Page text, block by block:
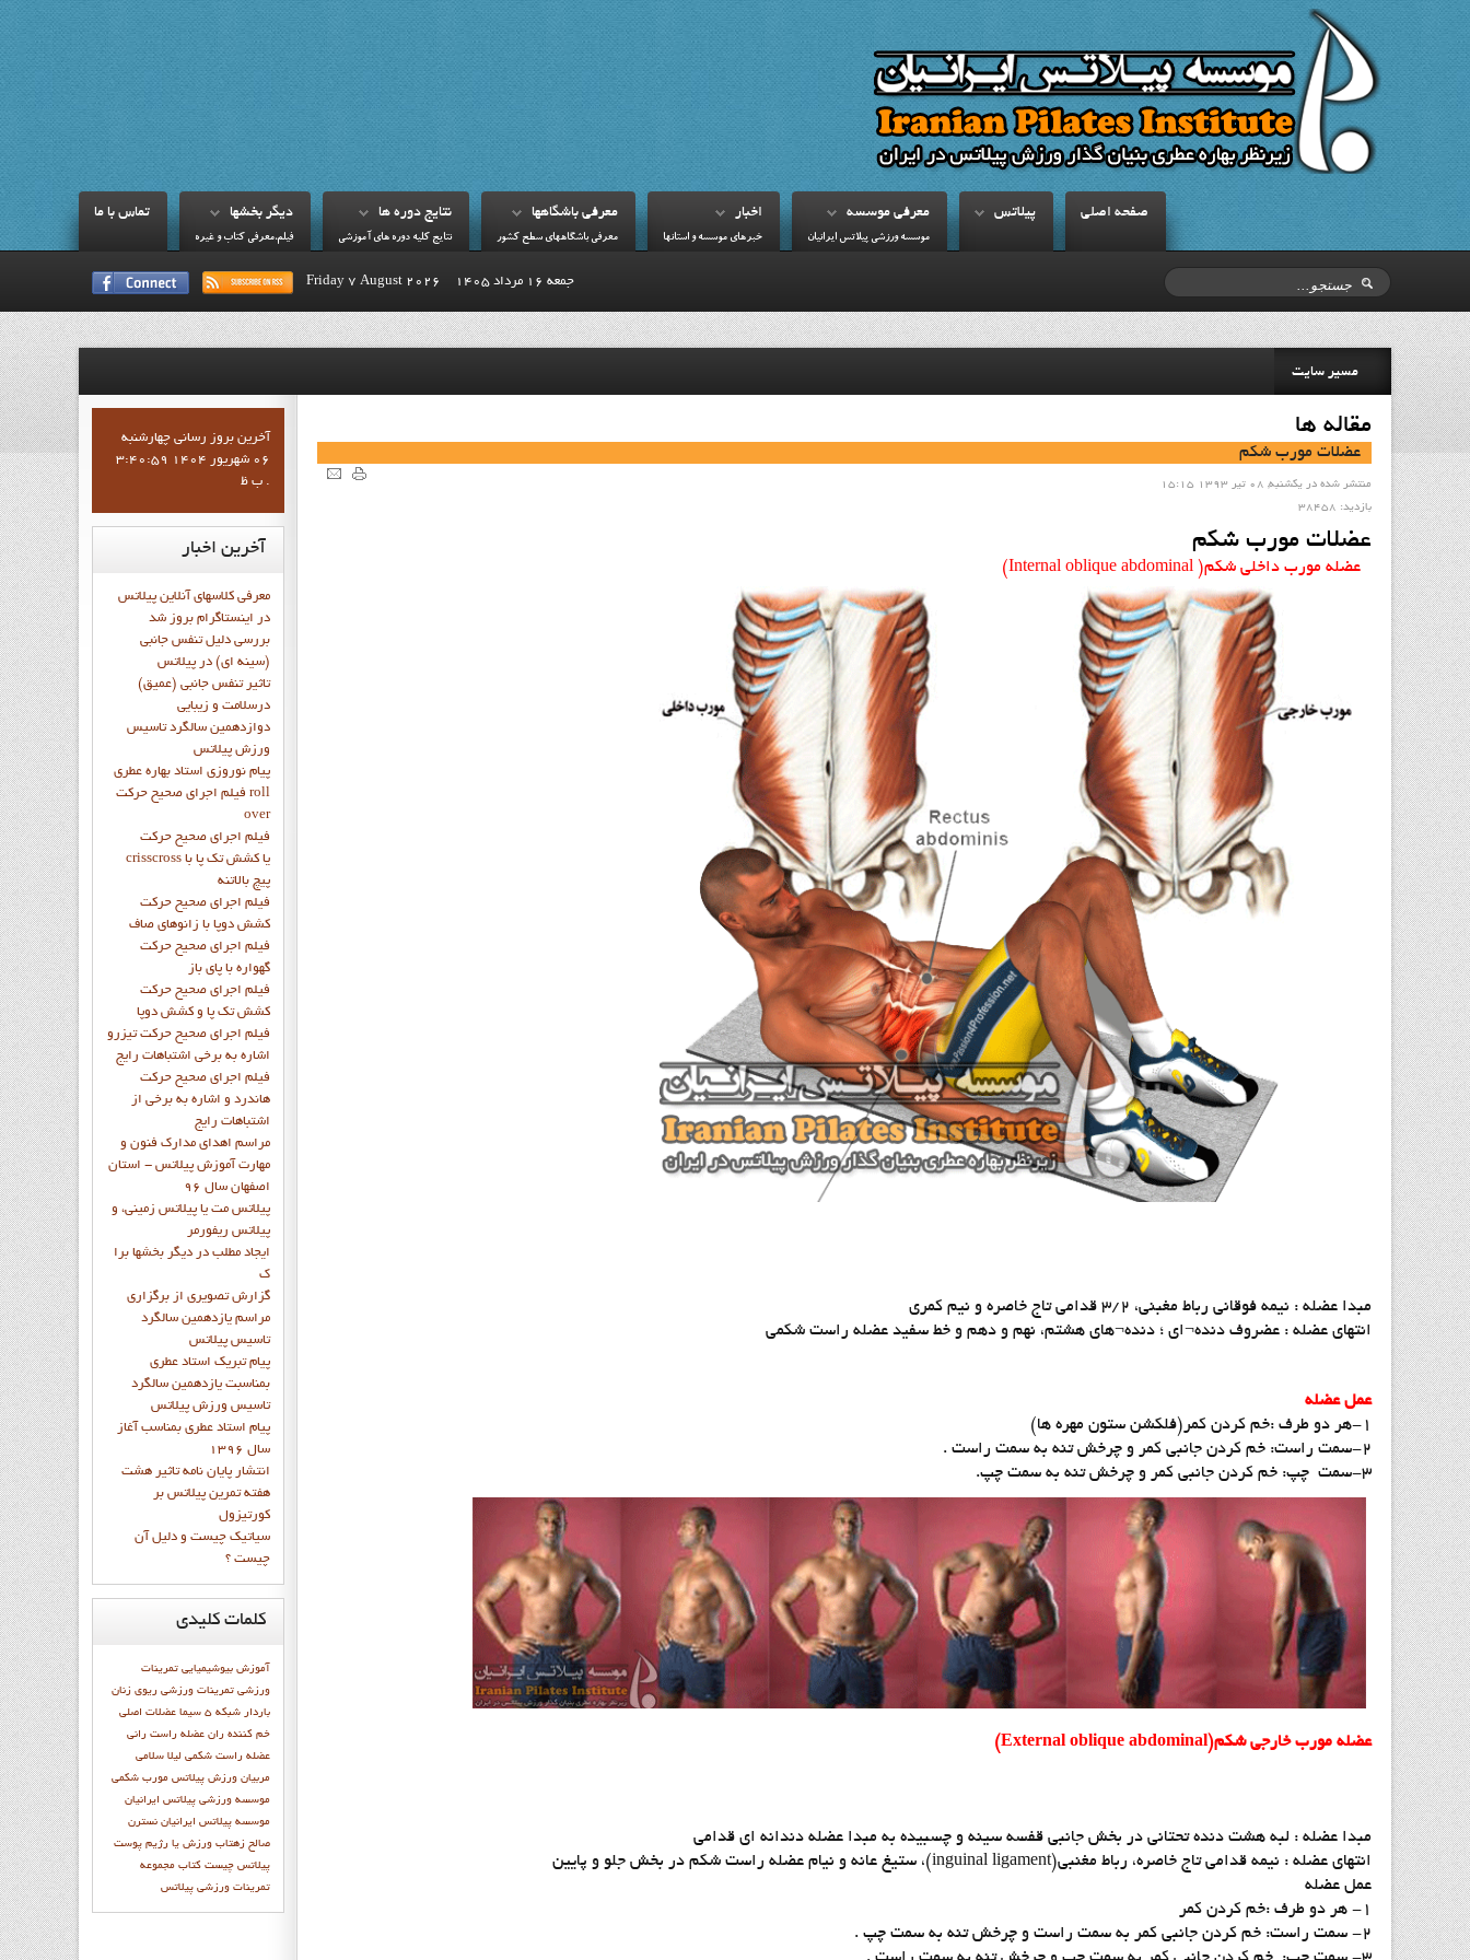
صفحه اصلي پيلاتس معرفي موسسه
موسسه ورزشي پيلاتس ايرانيان
اخبار
خبرهاي موسسه و استانها
معرفي باشگاهها
معرفي باشگاههاي سطح کشور
نتايج دوره ها
نتايج کليه دوره هاي آموزشي
ديگر بخشها
فيلم،معرفي کتاب و غيره
تماس با ما
جمعه 16 مرداد 1405 Friday 7 August 2026
مسیر سایت
مقاله ها
عضلات مورب شکم
منتشر شده در یکشنبه, 08 تیر 1393 15:15
بازدید: 38458
عضلات مورب شکم
عضله مورب داخلی شکم( Internal oblique abdominal)
مبدا عضله : نیمه فوقانی رباط مغبنی، 3/2 قدامی تاج خاصره و نیم کمری
انتهای عضله : عضروف دنده¬ای ؛ دنده¬های هشتم، نهم و دهم و خط سفید عضله راست شکمی
عمل عضله
1-هر دو طرف :خم کردن کمر(فلکشن ستون مهره ها)
2-سمت راست: خم کردن جانبی کمر و چرخش تنه به سمت راست .
3-سمت چپ: خم کردن جانبی کمر و چرخش تنه به سمت چپ.
عضله مورب خارجی شکم(External oblique abdominal)
مبدا عضله : لبه هشت دنده تحتانی در بخش جانبی قفسه سینه و چسبیده به مبدا عضله دندانه ای قدامی
انتهای عضله : نیمه قدامی تاج خاصره، رباط مغنبی(inguinal ligament)، ستیغ عانه و نیام عضله راست شکم در بخش جلو و پایین
عمل عضله
1- هر دو طرف :خم کردن کمر
2- سمت راست: خم کردن جانبی کمر به سمت راست و چرخش تنه به سمت چپ .
آخرين بروز رساني چهارشنبه
06 شهریور 1404 3:40:59
ب ظ .
آخرین اخبار
معرفی کلاسهای آنلاین پیلاتس
در اینستاگرام بروز شد
بررسی دلیل تنفس جانبی
(سینه ای) در پیلاتس
تاثیر تنفس جانبی (عمیق)
درسلامت و زیبایی
دوازدهمين سالگرد تاسيس
ورزش پيلاتس
پيام نوروزي استاد بهاره عطري
فيلم اجراي صحيح حرکت roll
over
فيلم اجراي صحيح حركت
crisscross يا كشش تك پا با
پيچ بالاتنه
فيلم اجراي صحيح حرکت
كشش دوپا با زانوهاي صاف
فيلم اجراي صحيح حرکت
گهواره با پاي باز
فيلم اجراي صحيح حرکت
کشش تک پا و کشش دوپا
فيلم اجراي صحيح حرکت تيزرو
اشاره به برخي اشتباهات رايج
فيلم اجراي صحيح حرکت
هاندرد و اشاره به برخي از
اشتباهات رايج
مراسم اهدای مدارک فنون و
مهارت آموزش پیلاتس - استان
اصفهان سال 96
پیلاتس مت یا پیلاتس زمینی، و
پیلاتس ریفورمر
ايجاد مطلب در ديگر بخشها برا
ک
گزارش تصويري از برگزاري
مراسم يازدهمين سالگرد
تاسيس پيلاتس
پيام تبريک استاد عطري
بمناسبت يازدهمين سالگرد
تاسيس ورزش پيلاتس
پيام استاد عطري بمناسب آغاز
سال 1396
انتشار پايان نامه تاثیر هشت
هفته تمرین پیلاتس بر
کورتیزول
سیاتیک چیست و دلیل آن
چیست ؟
کلمات کلیدی
آموزش بیوشیمیایی تمرينات
ورزشي تمرینات ورزشی ریوی زنان
باردار شبكه 5 سيما
عضلات اصلی
خم کننده ران عضله راست رانی
عضله راست شکمی ليلا سلامي
مربیان ورزش پیلاتس مورب شکمی
موسسه ورزشی پیلاتس ایرانیان
موسسه پيلاتس ايرانيان نسترن
صالح زهتاب ورزش يا رژيم پوست
پيلاتس چيست کتاب مجموعه
تمرينات ورزشي پيلاتس